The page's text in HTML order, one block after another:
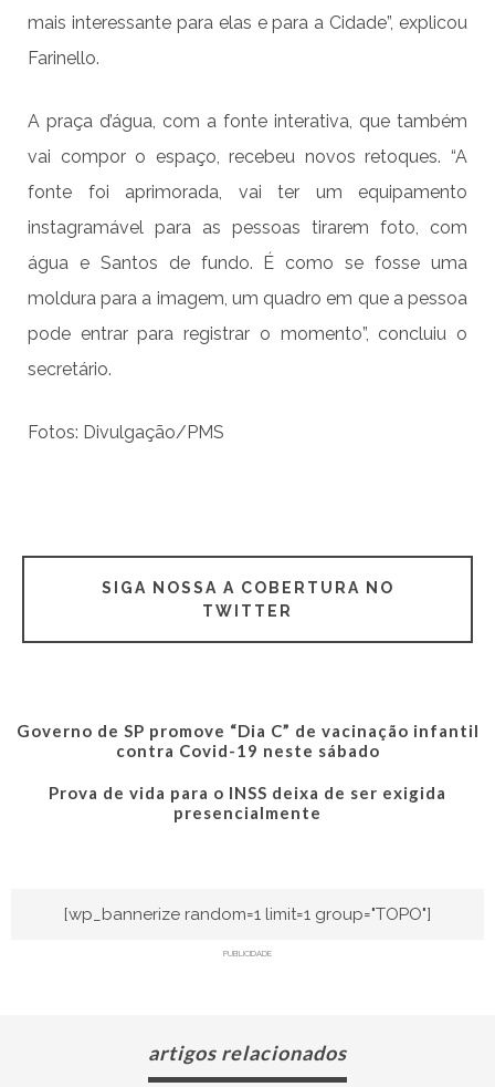
mais interessante para elas e para a Cidade”, explicou
Farinello.
A praça d’água, com a fonte interativa, que também
vai compor o espaço, recebeu novos retoques. “A
fonte foi aprimorada, vai ter um equipamento
instagramável para as pessoas tirarem foto, com
água e Santos de fundo. É como se fosse uma
moldura para a imagem, um quadro em que a pessoa
pode entrar para registrar o momento”, concluiu o
secretário.
Fotos: Divulgação/PMS
SIGA NOSSA A COBERTURA NO
TWITTER
Governo de SP promove “Dia C” de vacinação infantil
contra Covid-19 neste sábado
Prova de vida para o INSS deixa de ser exigida
presencialmente
[wp_bannerize random=1 limit=1 group="TOPO"]
PUBLICIDADE
artigos relacionados